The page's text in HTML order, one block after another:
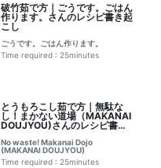
破竹茹で方｜ごうです。ごはん
作ります。さんのレシピ書き起
こし
ごうです。ごはん作ります。
Time required : 25minutes
とうもろこし茹で方｜無駄な
し！まかない道場（MAKANAI
DOUJYOU)さんのレシピ書き
No waste! Makanai Dojo
(MAKANAI DOUJYOU)
Time required : 25minutes